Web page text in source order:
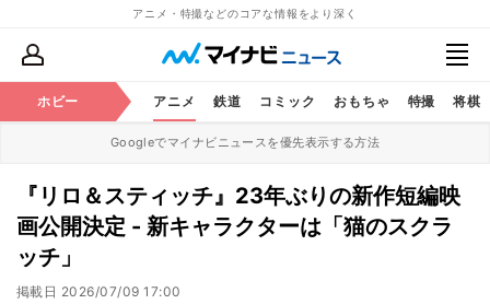
アニメ・特撮などのコアな情報をより深く
ホビー アニメ 鉄道 コミック おもちゃ 特撮 将棋
Googleでマイナビニュースを優先表示する方法
『リロ＆スティッチ』23年ぶりの新作短編映
画公開決定 - 新キャラクターは「猫のスクラ
ッチ」
掲載日 2026/07/09 17:00